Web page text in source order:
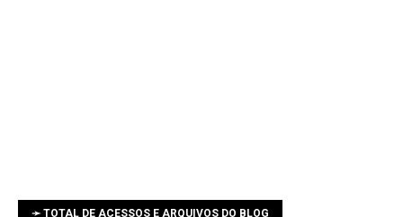
➛ TOTAL DE ACESSOS E ARQUIVOS DO BLOG